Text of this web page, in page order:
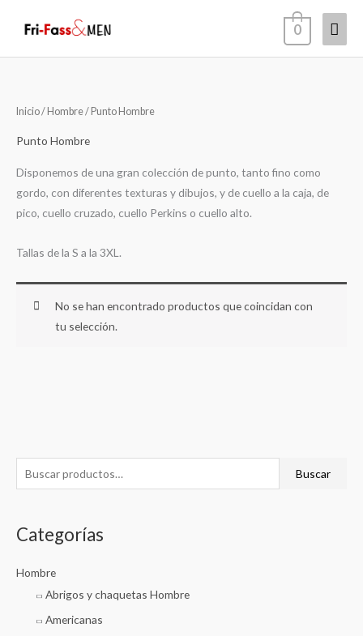
0
u
c
r
Buscar
Categorías
Hombre
Abrigos y chaquetas Hombre
Americanas
Inicio/ Hombre/ Punto Hombre
Punto Hombre
Disponemos de una gran colección de punto, tanto fino como
gordo, con diferentes texturas y dibujos, y de cuello a la caja, de
pico, cuello cruzado, cuello Perkins o cuello alto.
Tallas de la S a la 3XL.
No se han encontrado productos que coincidan con
tu selección.